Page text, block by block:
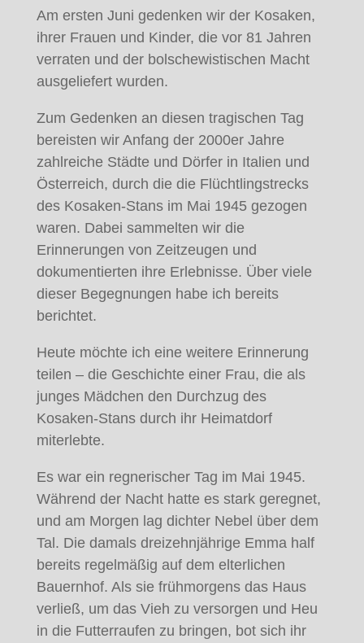
Am ersten Juni gedenken wir der Kosaken,
ihrer Frauen und Kinder, die vor 81 Jahren
verraten und der bolschewistischen Macht
ausgeliefert wurden.
Zum Gedenken an diesen tragischen Tag
bereisten wir Anfang der 2000er Jahre
zahlreiche Städte und Dörfer in Italien und
Österreich, durch die die Flüchtlingstrecks
des Kosaken-Stans im Mai 1945 gezogen
waren. Dabei sammelten wir die
Erinnerungen von Zeitzeugen und
dokumentierten ihre Erlebnisse. Über viele
dieser Begegnungen habe ich bereits
berichtet.
Heute möchte ich eine weitere Erinnerung
teilen – die Geschichte einer Frau, die als
junges Mädchen den Durchzug des
Kosaken-Stans durch ihr Heimatdorf
miterlebte.
Es war ein regnerischer Tag im Mai 1945.
Während der Nacht hatte es stark geregnet,
und am Morgen lag dichter Nebel über dem
Tal. Die damals dreizehnjährige Emma half
bereits regelmäßig auf dem elterlichen
Bauernhof. Als sie frühmorgens das Haus
verließ, um das Vieh zu versorgen und Heu
in die Futterraufen zu bringen, bot sich ihr